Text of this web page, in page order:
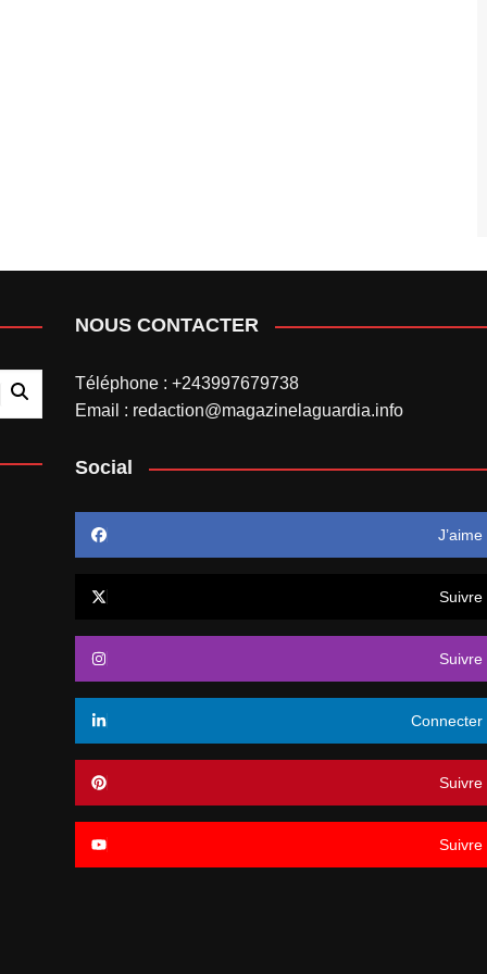
NOUS CONTACTER
Téléphone : +243997679738
Email : redaction@magazinelaguardia.info
Social
J’aime
Suivre
Suivre
Connecter
Suivre
Suivre